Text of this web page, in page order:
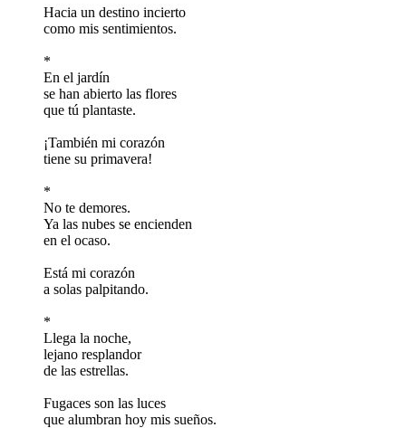
Hacia un destino incierto
como mis sentimientos.
*
En el jardín
se han abierto las flores
que tú plantaste.
¡También mi corazón
tiene su primavera!
*
No te demores.
Ya las nubes se encienden
en el ocaso.
Está mi corazón
a solas palpitando.
*
Llega la noche,
lejano resplandor
de las estrellas.
Fugaces son las luces
que alumbran hoy mis sueños.